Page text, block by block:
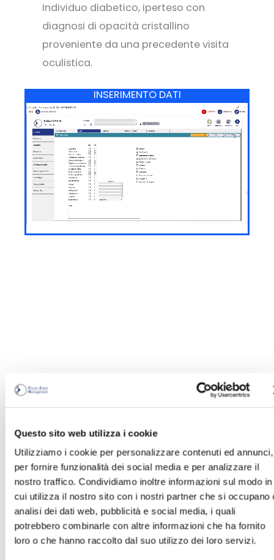
Questo sito web utilizza i cookie
Utilizziamo i cookie per personalizzare contenuti ed annunci,
per fornire funzionalità dei social media e per analizzare il
nostro traffico. Condividiamo inoltre informazioni sul modo in
cui utilizza il nostro sito con i nostri partner che si occupano
analisi dei dati web, pubblicità e social media, i quali
potrebbero combinarle con altre informazioni che ha fornito
loro o che hanno raccolto dal suo utilizzo dei loro servizi.
Individuo diabetico, iperteso con
diagnosi di opacità cristallino
proveniente da una precedente visita
oculistica.
INSERIMENTO DATI
VALUTAZIONE
Al termine dell’esame viene
consigliato un ulteriore
approfondimento dello stato di
salute degli occhi da effettuarsi
presso un oculista.